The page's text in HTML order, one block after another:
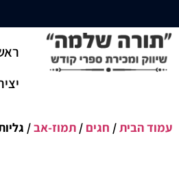
עמוד הבית/ חגים / תמוז-אב/